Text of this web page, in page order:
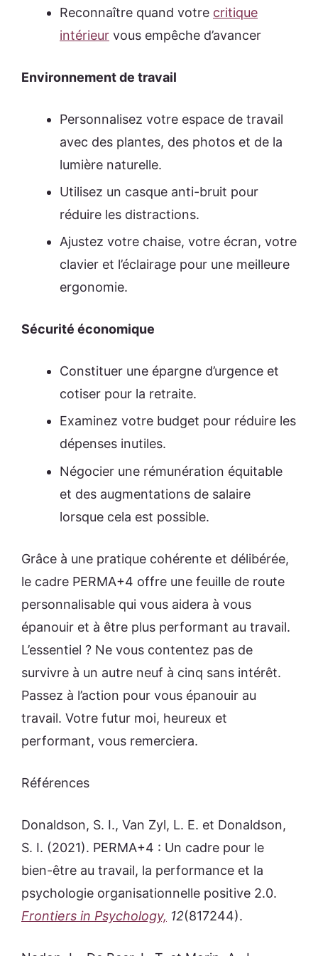
Reconnaître quand votre critique
intérieur vous empêche d’avancer
Environnement de travail
Personnalisez votre espace de travail
avec des plantes, des photos et de la
lumière naturelle.
Utilisez un casque anti-bruit pour
réduire les distractions.
Ajustez votre chaise, votre écran, votre
clavier et l’éclairage pour une meilleure
ergonomie.
Sécurité économique
Constituer une épargne d’urgence et
cotiser pour la retraite.
Examinez votre budget pour réduire les
dépenses inutiles.
Négocier une rémunération équitable
et des augmentations de salaire
lorsque cela est possible.
Grâce à une pratique cohérente et délibérée,
le cadre PERMA+4 offre une feuille de route
personnalisable qui vous aidera à vous
épanouir et à être plus performant au travail.
L’essentiel ? Ne vous contentez pas de
survivre à un autre neuf à cinq sans intérêt.
Passez à l’action pour vous épanouir au
travail. Votre futur moi, heureux et
performant, vous remerciera.
Références
Donaldson, S. I., Van Zyl, L. E. et Donaldson,
S. I. (2021). PERMA+4 : Un cadre pour le
bien-être au travail, la performance et la
psychologie organisationnelle positive 2.0.
Frontiers in Psychology, 12(817244).